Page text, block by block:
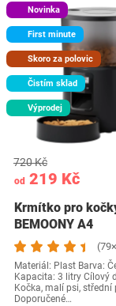
Novinka
First minute
Skoro za polovic
Čistím sklad
Výprodej
od 219 Kč
720 Kč
Krmítko pro
BEMOONY A4
Materiál: Plast Barva:
Kapacita: 3 litry Cílový
Kočka, malí psi, střední
Doporučené…